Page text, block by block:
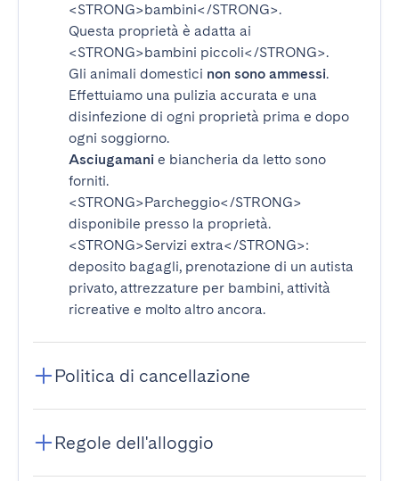
<STRONG>bambini</STRONG>.
Questa proprietà è adatta ai
<STRONG>bambini piccoli</STRONG>.
Gli animali domestici non sono ammessi.
Effettuiamo una pulizia accurata e una
disinfezione di ogni proprietà prima e dopo
ogni soggiorno.
Asciugamani e biancheria da letto sono
forniti.
<STRONG>Parcheggio</STRONG>
disponibile presso la proprietà.
<STRONG>Servizi extra</STRONG>:
deposito bagagli, prenotazione di un autista
privato, attrezzature per bambini, attività
ricreative e molto altro ancora.
Politica di cancellazione
Regole dell'alloggio